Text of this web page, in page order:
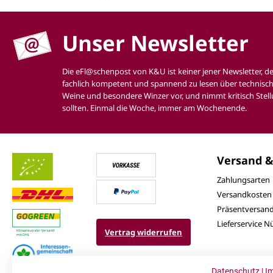
Unser Newsletter
Die eFl@schenpost von K&U ist keiner jener Newsletter,
fachlich kompetent und spannend zu lesen über
Weine und besondere Winzer vor, und nimmt kritisch
sollten. Einmal die Woche, immer am Wochenende.
Vertrag widerrufen
Versand
Zahlungsarten
Versandkosten
Präsentversand
Lieferservice